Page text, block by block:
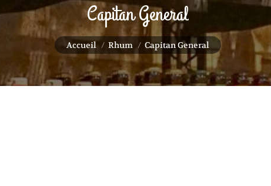
Capitan General
Vous êtes ici :
Accueil Rhum Capitan General